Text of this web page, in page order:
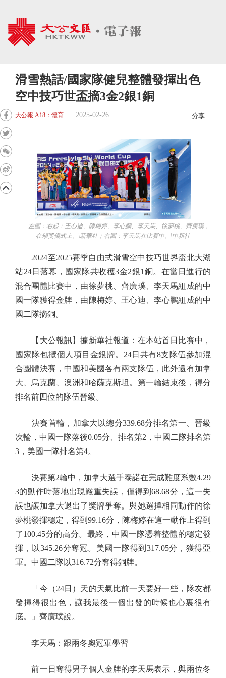
滑雪熱話/國家隊健兒整體發揮出色
空中技巧世盃摘3金2銀1銅
大公報 A18：體育 2025-02-26 分享
左圖：右起：王心迪、陳梅婷、李心鵬、李天馬、徐夢桃、齊廣璞，
在頒獎儀式上。\新華社；右圖：李天馬在比賽中。\中新社
2024至2025賽季自由式滑雪空中技巧世界盃北大湖
站24日落幕，國家隊共收穫3金2銀1銅。在當日進行的
混合團體比賽中，由徐夢桃、齊廣璞、李天馬組成的中
國一隊獲得金牌，由陳梅婷、王心迪、李心鵬組成的中
國二隊摘銅。
【大公報訊】據新華社報道：在本站首日比賽中，
國家隊包攬個人項目金銀牌。24日共有8支隊伍參加混
合團體決賽，中國和美國各有兩支隊伍，此外還有加拿
大、烏克蘭、澳洲和哈薩克斯坦。第一輪結束後，得分
排名前四位的隊伍晉級。
決賽首輪，加拿大以總分339.68分排名第一、晉級
次輪，中國一隊落後0.05分、排名第2，中國二隊排名第
3，美國一隊排名第4。
決賽第2輪中，加拿大選手泰諾在完成難度系數4.29
3的動作時落地出現嚴重失誤，僅得到68.68分，這一失
誤也讓加拿大退出了獎牌爭奪。與她選擇相同動作的徐
夢桃發揮穩定，得到99.16分，陳梅婷在這一動作上得到
了100.45分的高分。最終，中國一隊憑着整體的穩定發
揮，以345.26分奪冠。美國一隊得到317.05分，獲得亞
軍。中國二隊以316.72分奪得銅牌。
「今（24日）天的天氣比前一天要好一些，隊友都
發揮得很出色，讓我最後一個出發的時候也心裏很有
底。」齊廣璞說。
李天馬：跟兩冬奧冠軍學習
前一日奪得男子個人金牌的李天馬表示，與兩位冬